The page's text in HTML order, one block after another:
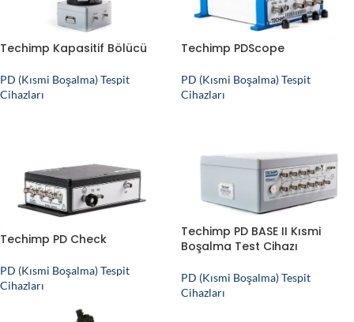
Techimp Kapasitif Bölücü
PD (Kısmi Boşalma) Tespit
Cihazları
Techimp PDScope
PD (Kısmi Boşalma) Tespit
Cihazları
Techimp PD Check
PD (Kısmi Boşalma) Tespit
Cihazları
Techimp PD BASE II Kısmi
Boşalma Test Cihazı
PD (Kısmi Boşalma) Tespit
Cihazları